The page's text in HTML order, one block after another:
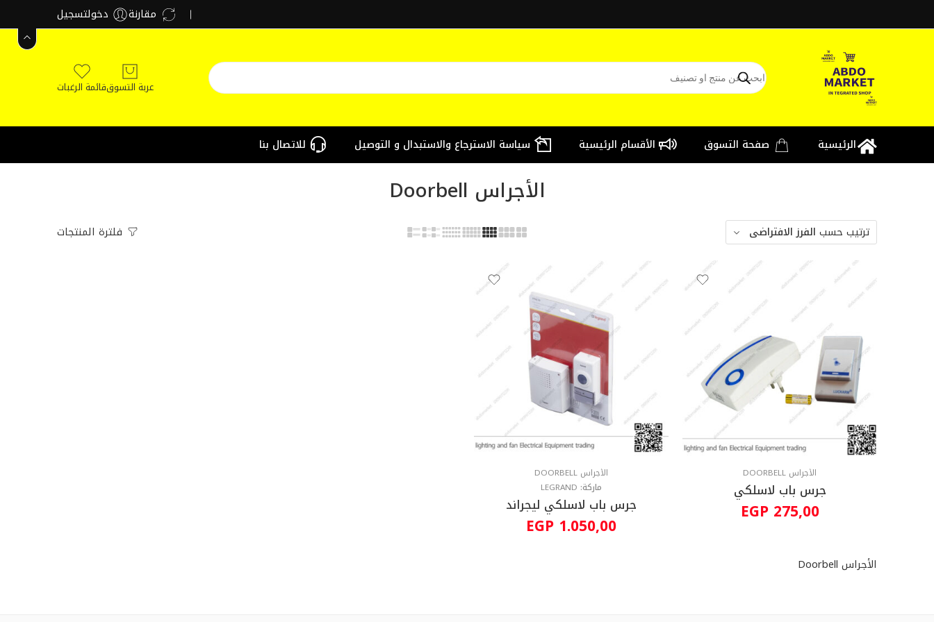
مقارنة دخولتسجيل
عربة التسوققائمة الرغبات
الرئيسية صفحة التسوق الأقسام الرئيسية سياسة الاسترجاع والاستبدال و التوصيل للاتصال بنا
الأجراس Doorbell
فلترة المنتجات ترتيب حسب الفرز الافتراضى
الأجراس DOORBELL
جرس باب لاسلكي
275,00
EGP
الأجراس DOORBELL
ماركة: LEGRAND
جرس باب لاسلكي ليجراند
1.050,00
EGP
الأجراس Doorbell